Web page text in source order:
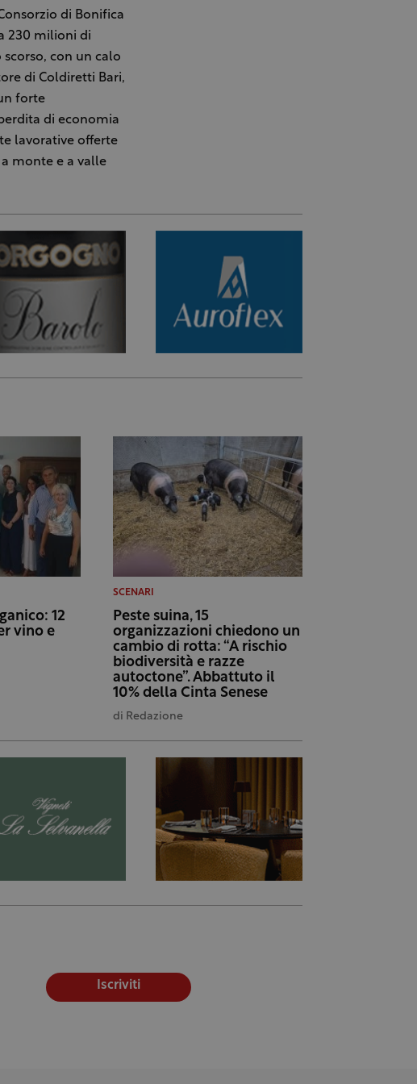
di Bonifica
230 milioni di
con un calo
di Coldiretti Bari,
forte
di economia
lavorative offerte
monte e a valle
12
vino e
SCENARI
Peste suina, 15
organizzazioni chiedono un
cambio di rotta: “A rischio
biodiversità e razze
autoctone”. Abbattuto il
10% della Cinta Senese
di Redazione
Iscriviti